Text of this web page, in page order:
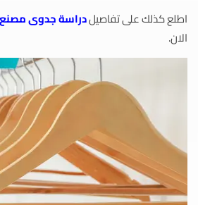
اطلع كذلك على تفاصيلدراسة جدوى
الان.